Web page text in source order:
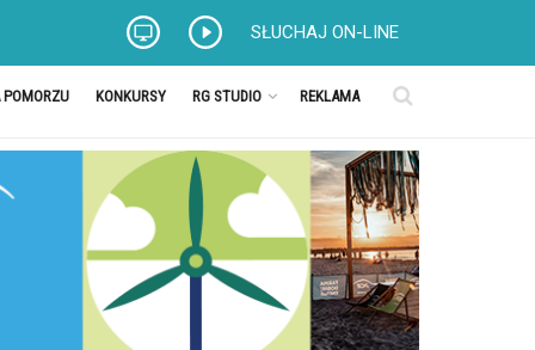
SŁUCHAJ ON-LINE
KONKURSY RG STUDIO REKLAMA